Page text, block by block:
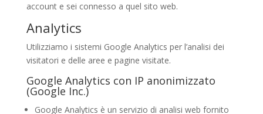
account e sei connesso a quel sito web.
Analytics
Utilizziamo i sistemi Google Analytics per l’analisi dei
visitatori e delle aree e pagine visitate.
Google Analytics con IP anonimizzato
(Google Inc.)
Google Analytics è un servizio di analisi web fornito